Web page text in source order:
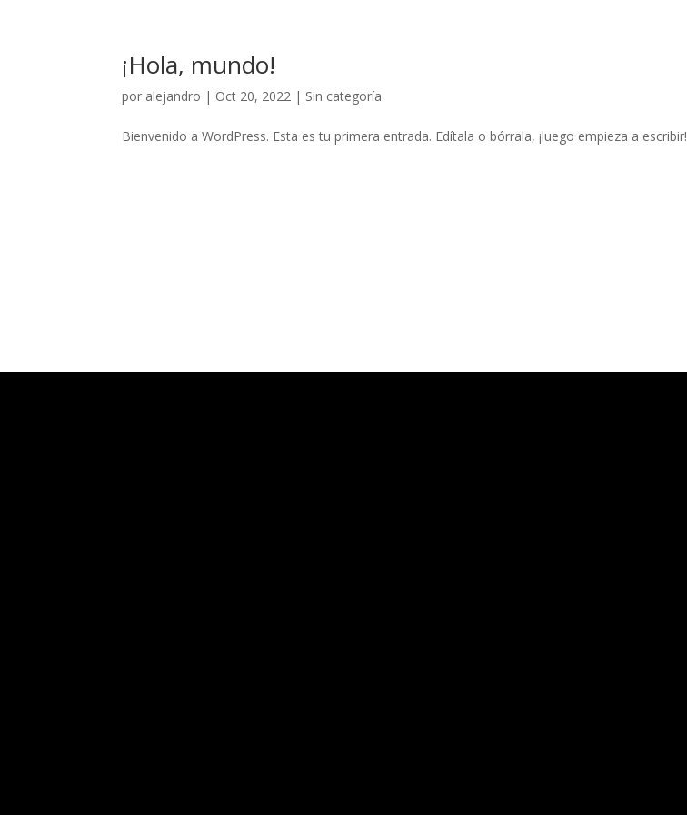
¡Hola, mundo!
por alejandro | Oct 20, 2022 | Sin categoría
Bienvenido a WordPress. Esta es tu primera entrada. Edítala o bórrala, ¡luego empieza a escribir!